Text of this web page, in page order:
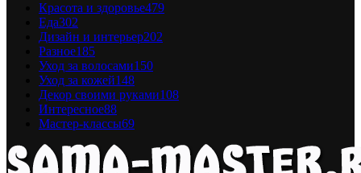
Красота и здоровье479
Еда302
Дизайн и интерьер202
Разное185
Уход за волосами150
Уход за кожей148
Декор своими руками108
Интересное88
Мастер-классы69